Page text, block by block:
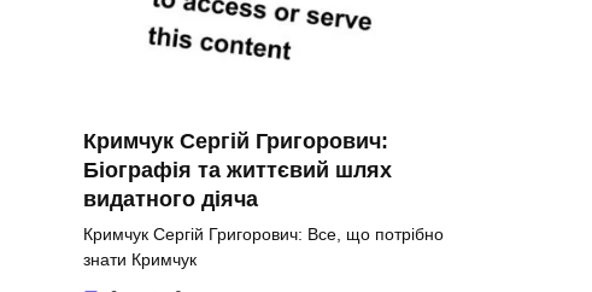
Кримчук Сергій Григорович:
Біографія та життєвий шлях
видатного діяча
Кримчук Сергій Григорович: Все, що потрібно
знати Кримчук